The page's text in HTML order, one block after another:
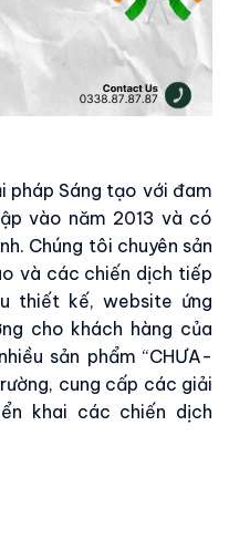
pháp Sáng tạo với đam
vào năm 2013 và có
Chúng tôi chuyên sản
và các chiến dịch tiếp
thiết kế, website ứng
cho khách hàng của
sản phẩm “CHƯA-
cung cấp các giải
khai các chiến dịch